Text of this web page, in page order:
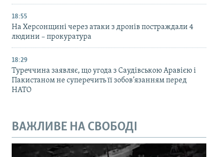
18:55
На Херсонщині через атаки з дронів постраждали 4
людини – прокуратура
18:29
Туреччина заявляє, що угода з Саудівською Аравією і
Пакистаном не суперечить її зобов’язанням перед
НАТО
ВАЖЛИВЕ НА СВОБОДІ